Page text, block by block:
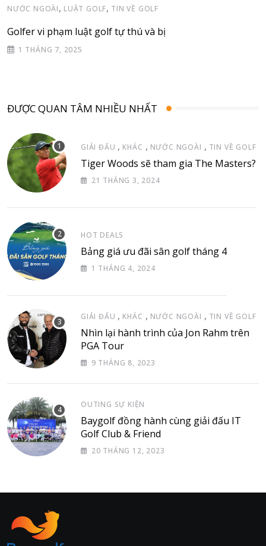
NƯỚC NGOÀI, LUẬT GOLF, TIN VỀ GOLF
Golfer vi phạm luật golf tự thú và bị
1 THÁNG 7, 2025
ĐƯỢC QUAN TÂM NHIỀU NHẤT
GIẢI ĐẤU , KHÁC , NƯỚC NGOÀI , TIN VỀ GOLF
Tiger Woods sẽ tham gia The Masters?
21 THÁNG 3, 2024
HOT DEALS
Bảng giá ưu đãi sân golf tháng 4
1 THÁNG 4, 2024
GIẢI ĐẤU , KHÁC , NƯỚC NGOÀI , TIN VỀ GOLF
Nhìn lại hành trình của Jon Rahm trên
PGA Tour
9 THÁNG 8, 2023
OUTING SỰ KIỆN
Baygolf đồng hành cùng giải đấu IT
Golf Club & Friend
20 THÁNG 12, 2023